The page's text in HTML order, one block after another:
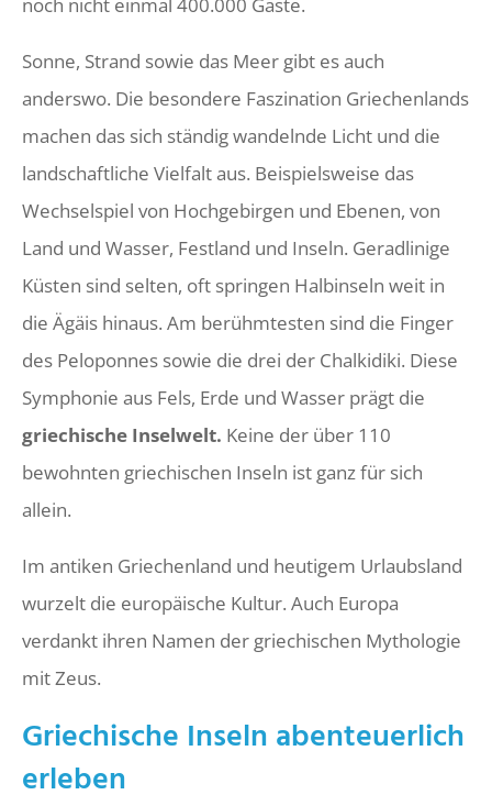
Sonne, Strand sowie das Meer gibt es auch
anderswo. Die besondere Faszination Griechenlands
machen das sich ständig wandelnde Licht und die
landschaftliche Vielfalt aus. Beispielsweise das
Wechselspiel von Hochgebirgen und Ebenen, von
Land und Wasser, Festland und Inseln. Geradlinige
Küsten sind selten, oft springen Halbinseln weit in
die Ägäis hinaus. Am berühmtesten sind die Finger
des Peloponnes sowie die drei der Chalkidiki. Diese
Symphonie aus Fels, Erde und Wasser prägt die
griechische Inselwelt. Keine der über 110
bewohnten griechischen Inseln ist ganz für sich
allein.
Im antiken Griechenland und heutigem Urlaubsland
wurzelt die europäische Kultur. Auch Europa
verdankt ihren Namen der griechischen Mythologie
mit Zeus.
Griechische Inseln abenteuerlich
erleben